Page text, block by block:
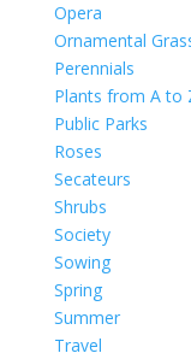
Opera
Ornamental
Perennials
Plants from A to
Public Parks
Roses
Secateurs
Shrubs
Society
Sowing
Spring
Summer
Travel